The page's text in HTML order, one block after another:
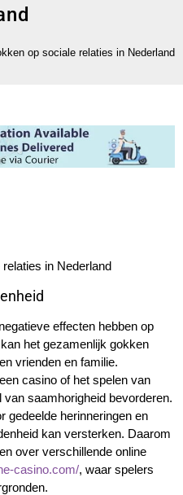
op sociale relaties in Nederland
in Nederland
effecten hebben op
het gezamenlijk gokken
vrienden en familie.
casino of het spelen van
saamhorigheid bevorderen.
gedeelde herinneringen en
kan versterken. Daarom
over verschillende online
casino.com/, waar spelers